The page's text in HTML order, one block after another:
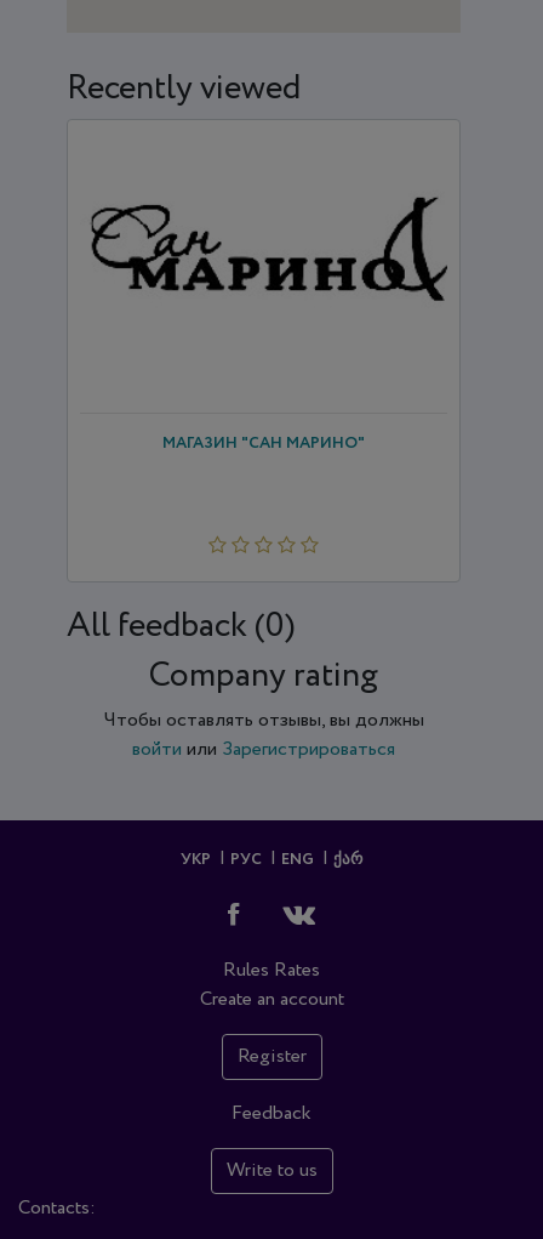
Recently viewed
МАГАЗИН "САН МАРИНО"
All feedback (0)
Company rating
Чтобы оставлять отзывы, вы должны
войти или Зарегистрироваться
УКР РУС ENG ᲥᲐᲠ
Rules Rates
Create an account
Register
Feedback
Write to us
Contacts: